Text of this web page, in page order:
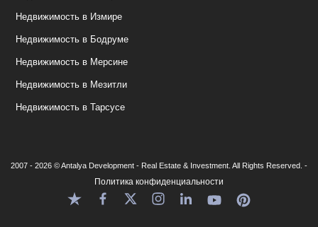
Недвижимость в Измире
Недвижимость в Бодруме
Недвижимость в Мерсине
Недвижимость в Мезитли
Недвижимость в Тарсусе
2007 - 2026 © Antalya Development - Real Estate & Investment. All Rights Reserved. -
Политика конфиденциальности